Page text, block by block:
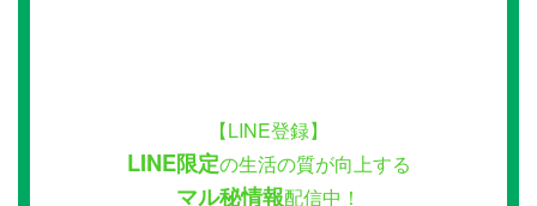
【LINE登録】
LINE限定の生活の質が向上する
マル秘情報配信中！